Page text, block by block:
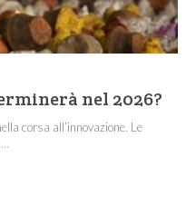
nel 2026?
corsa all’innovazione. Le